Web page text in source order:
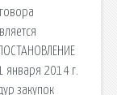
января 2014 г.
закупок